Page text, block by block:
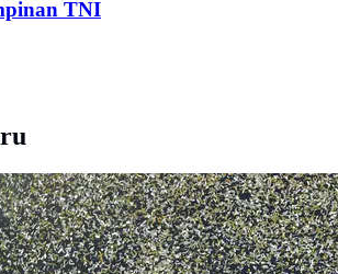
TNI